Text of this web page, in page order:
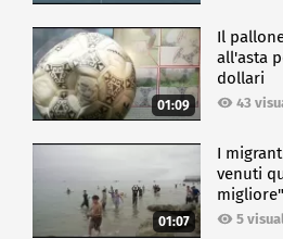
01:09
Il
all'asta
dollari
43
01:07
I
venuti
migliore"
5